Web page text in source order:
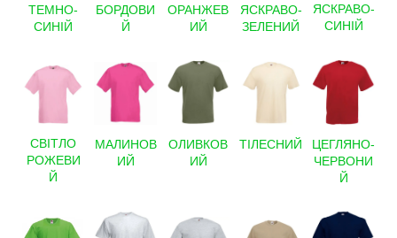
ТЕМНО-
СИНІЙ
БОРДОВИ
Й
ОРАНЖЕВ
ИЙ
ЯСКРАВО-
ЗЕЛЕНИЙ
ЯСКРАВО-
СИНІЙ
СВІТЛО
РОЖЕВИ
Й
МАЛИНОВ
ИЙ
ОЛИВКОВ
ИЙ
ТІЛЕСНИЙ
ЦЕГЛЯНО-
ЧЕРВОНИ
Й